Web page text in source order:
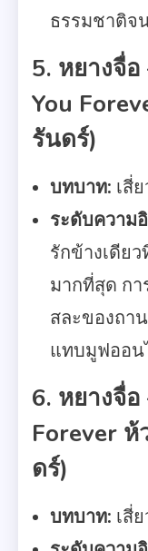
ธรรมชาติจ
5. หยางจื่
You
รันดร์)
บทบาท: เสี่
ระดับความ
รักข้างเดีย
มากที่สุด ก
สละของถา
แทบมูฟออน
6. หยางจื่อ
Forever ห้
ดร์)
บทบาท: เสี่